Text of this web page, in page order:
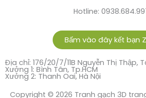
Hotline:
Bấm vào đây kết bạn
Địa chỉ: 176/20/7/11B Nguyễn Thị Thập,
Xưởng 1: Bình Tân, Tp.HCM
Xưởng 2: Thanh Oai, Hà Nội
Copyright © 2026 Tranh gạch 3D